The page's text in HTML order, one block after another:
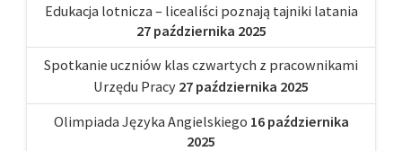
Edukacja lotnicza – licealiści poznają tajniki latania
27 października 2025
Spotkanie uczniów klas czwartych z pracownikami
Urzędu Pracy 27 października 2025
Olimpiada Języka Angielskiego 16 października
2025